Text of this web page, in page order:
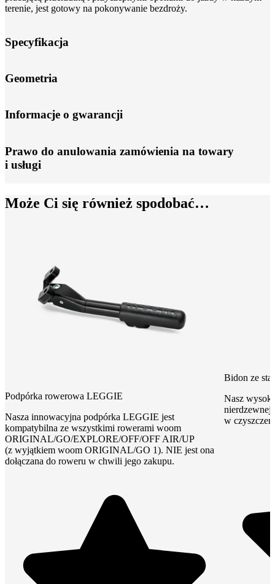
terenie, jest gotowy na pokonywanie bezdroży.
Specyfikacja
Geometria
Informacje o gwarancji
Prawo do anulowania zamówienia na towary
i usługi
Może Ci się również spodobać…
Podpórka rowerowa LEGGIE
Nasza innowacyjna podpórka LEGGIE jest
kompatybilna ze wszystkimi rowerami woom
ORIGINAL/GO/EXPLORE/OFF/OFF AIR/UP
(z wyjątkiem woom ORIGINAL/GO 1). NIE jest ona
dołączana do roweru w chwili jego zakupu.
Bidon ze
Nasz
nierdzewnej
w